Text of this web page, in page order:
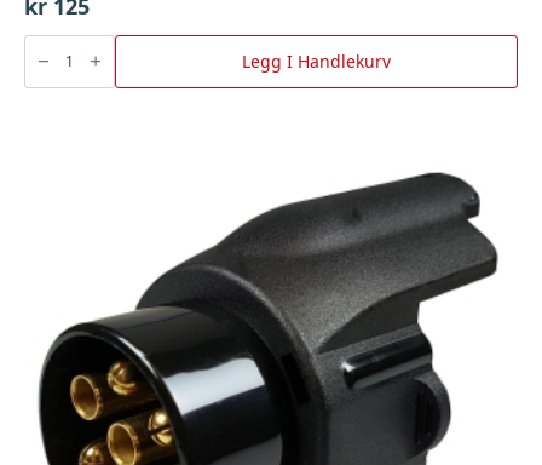
Oljefiltertang
M/Balatareim,
Bgu
antall
Legg I Handlekurv